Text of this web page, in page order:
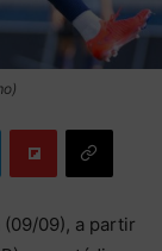
(09/09), a partir